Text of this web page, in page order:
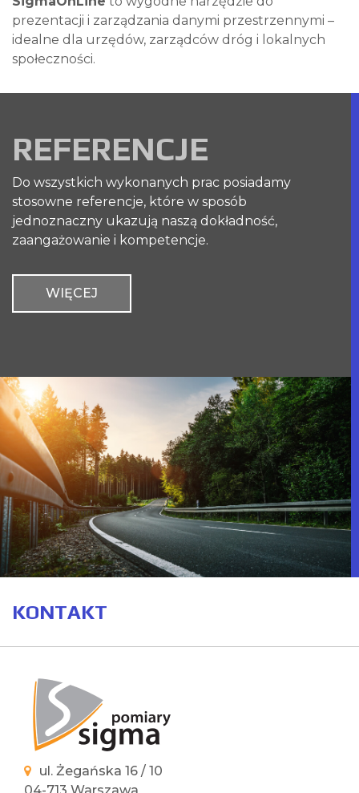
prezentacji i zarządzania danymi przestrzennymi –
idealne dla urzędów, zarządców dróg i lokalnych
społeczności.
REFERENCJE
Do wszystkich wykonanych prac posiadamy
stosowne referencje, które w sposób
jednoznaczny ukazują naszą dokładność,
zaangażowanie i kompetencje.
WIĘCEJ
KONTAKT
ul. Żegańska 16 / 10